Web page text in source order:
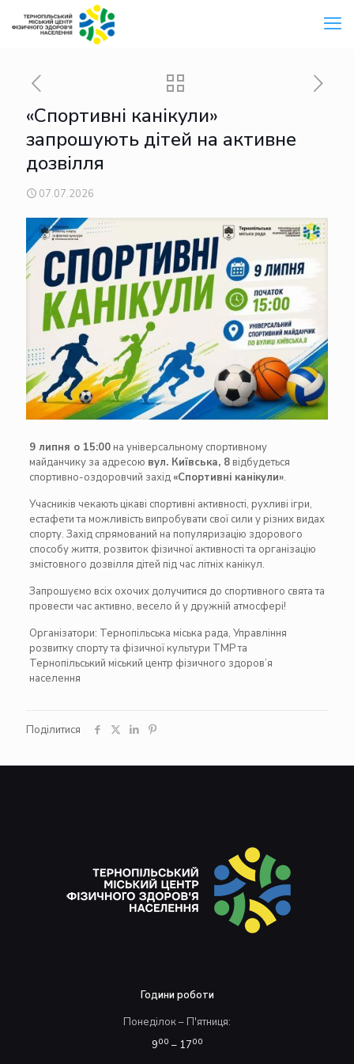
«Спортивні канікули»
запрошують дітей на активне
дозвілля
07.07.2026
9 липня о 15:00на універсальному спортивному
майданчику за адресою вул. Київська, 8відбудеться
спортивно-оздоровчий захід «Спортивні канікули».
Учасників чекають цікаві спортивні активності, рухливі ігри,
естафети та можливість випробувати свої сили у різних видах
спорту. Захід спрямований на популяризацію здорового
способу життя, розвиток фізичної активності та організацію
змістовного дозвілля дітей під час літніх канікул.
Запрошуємо всіх охочих долучитися до спортивного свята та
провести час активно, весело й у дружній атмосфері!
Організатори: Тернопільська міська рада, Управління
розвитку спорту та фізичної культури ТМР та
Тернопільський міський центр фізичного здоров’я
населення
Поділитися
Години роботи
Понеділок – П'ятниця:
900 – 1700